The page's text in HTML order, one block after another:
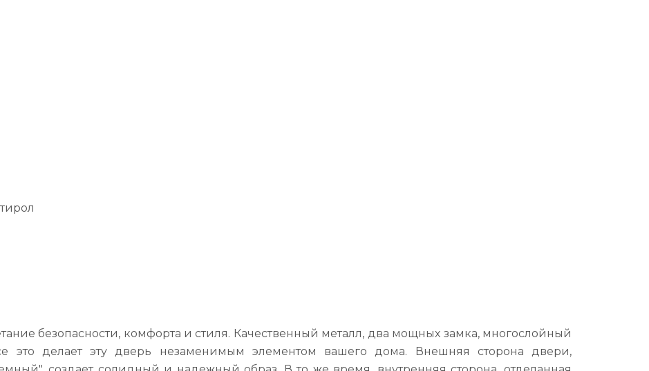
безопасности, комфорта и стиля. Качественный металл, два мощных замка, многослойный
это делает эту дверь незаменимым элементом вашего дома. Внешняя сторона двери,